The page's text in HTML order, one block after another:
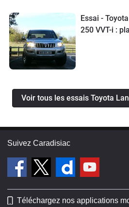
Essai -
250 VVT-i :
Voir tous les essais Toyota
Suivez Caradisiac
Téléchargez nos applications